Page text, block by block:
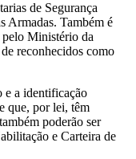
de Segurança
Armadas. Também é
pelo Ministério da
reconhecidos como
e a identificação
que, por lei, têm
poderão ser
e Carteira de